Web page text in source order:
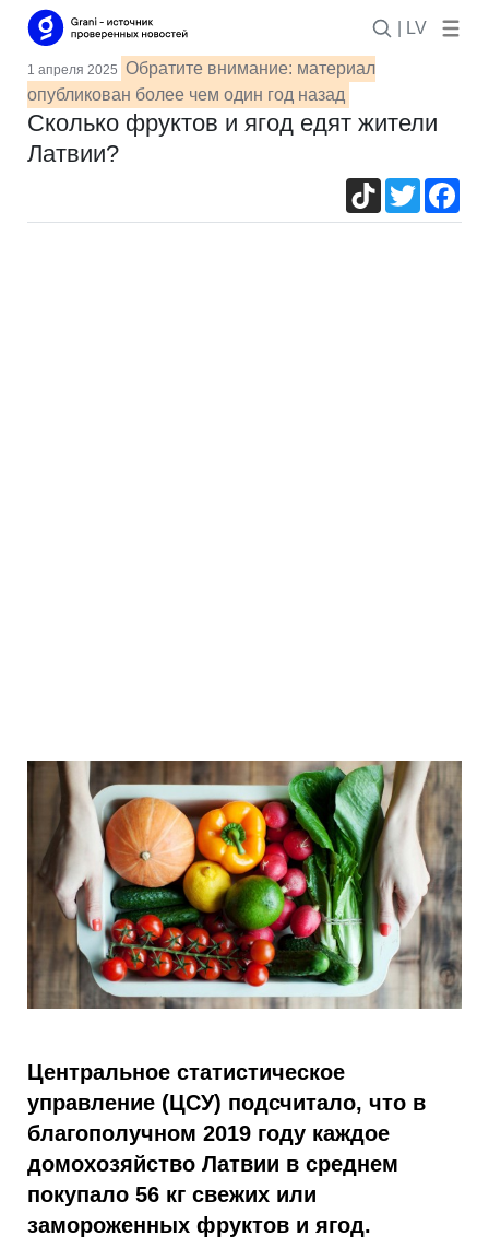
| LV
1 апреля 2025 Обратите внимание: материал
опубликован более чем один год назад
Сколько фруктов и ягод едят жители
Латвии?
TikTokTwitter
Центральное статистическое
управление (ЦСУ) подсчитало, что в
благополучном 2019 году каждое
домохозяйство Латвии в среднем
покупало 56 кг свежих или
замороженных фруктов и ягод.